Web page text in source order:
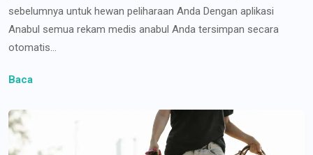
sebelumnya untuk hewan peliharaan Anda Dengan aplikasi
Anabul semua rekam medis anabul Anda tersimpan secara
otomatis...
Baca